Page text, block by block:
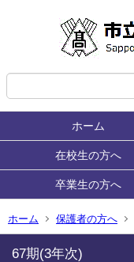
ホーム
在校生の方へ
卒業生の方へ
ホーム 保護者の方へ
67期(3年次)